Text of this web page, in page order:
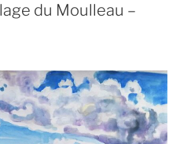
du Moulleau –